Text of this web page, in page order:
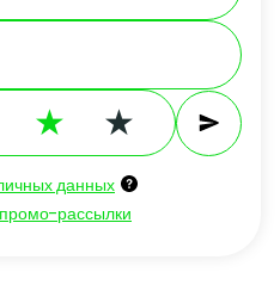
данных
промо-рассылки